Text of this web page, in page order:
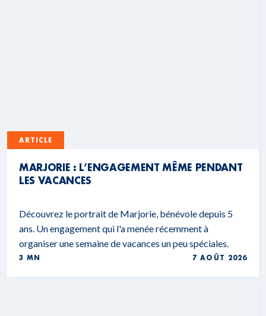
ARTICLE
MARJORIE : L’ENGAGEMENT MÊME PENDANT
LES VACANCES
Découvrez le portrait de Marjorie, bénévole depuis 5
ans. Un engagement qui l'a menée récemment à
organiser une semaine de vacances un peu spéciales.
3 MN 7 AOÛT 2026